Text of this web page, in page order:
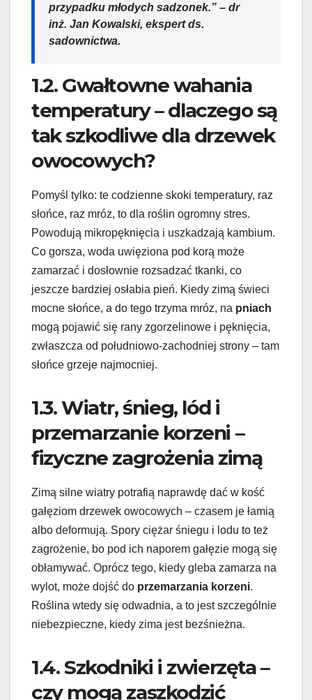
przypadku młodych sadzonek.” – dr
inż. Jan Kowalski, ekspert ds.
sadownictwa.
1.2. Gwałtowne wahania
temperatury – dlaczego są
tak szkodliwe dla drzewek
owocowych?
Pomyśl tylko: te codzienne skoki temperatury, raz
słońce, raz mróz, to dla roślin ogromny stres.
Powodują mikropęknięcia i uszkadzają kambium.
Co gorsza, woda uwięziona pod korą może
zamarzać i dosłownie rozsadzać tkanki, co
jeszcze bardziej osłabia pień. Kiedy zimą świeci
mocne słońce, a do tego trzyma mróz, na pniach
mogą pojawić się rany zgorzelinowe i pęknięcia,
zwłaszcza od południowo-zachodniej strony – tam
słońce grzeje najmocniej.
1.3. Wiatr, śnieg, lód i
przemarzanie korzeni –
fizyczne zagrożenia zimą
Zimą silne wiatry potrafią naprawdę dać w kość
gałęziom drzewek owocowych – czasem je łamią
albo deformują. Spory ciężar śniegu i lodu to też
zagrożenie, bo pod ich naporem gałęzie mogą się
obłamywać. Oprócz tego, kiedy gleba zamarza na
wylot, może dojść do przemarzania korzeni.
Roślina wtedy się odwadnia, a to jest szczególnie
niebezpieczne, kiedy zima jest bezśnieżna.
1.4. Szkodniki i zwierzęta –
czy mogą zaszkodzić